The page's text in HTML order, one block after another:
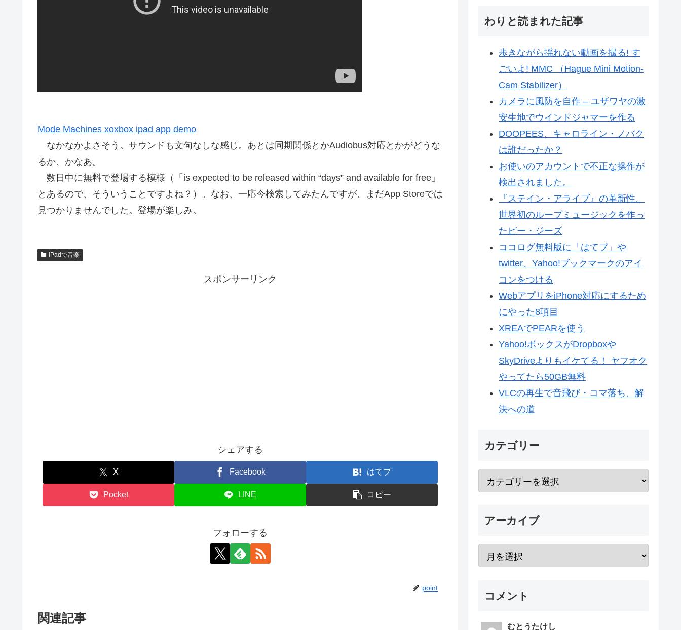
Mode Machines xoxbox ipad app demo
なかなかよさそう。サウンドも文句なしな感じ。あとは同期関係とかAudiobus対応とかがどうな
るか、かなあ。
数日中に無料で登場する模様（「is expected to be released within “days” and available for free」
とあるので、そういうことですよね？）。なお、一応今検索してみたんですが、まだApp Storeでは
見つかりませんでした。登場が楽しみ。
iPadで音楽
スポンサーリンク
シェアする
X Facebook はてブ
Pocket LINE コピー
フォローする
point
関連記事
わりと読まれた記事
歩きながら揺れない動画を撮る! す
ごいよ! MMC （Hague Mini Motion-
Cam Stabilizer）
カメラに風防を自作 – ユザワヤの激
安生地でウインドジャマーを作る
DOOPEES、キャロライン・ノバク
は誰だったか？
お使いのアカウントで不正な操作が
検出されました。
『ステイン・アライブ』の革新性。
世界初のループミュージックを作っ
たビー・ジーズ
ココログ無料版に「はてブ」や
twitter、Yahoo!ブックマークのアイ
コンをつける
WebアプリをiPhone対応にするため
にやった8項目
XREAでPEARを使う
Yahoo!ボックスがDropboxや
SkyDriveよりもイケてる！ ヤフオク
やってたら50GB無料
VLCの再生で音飛び・コマ落ち、解
決への道
カテゴリー
アーカイブ
コメント
むとうたけし